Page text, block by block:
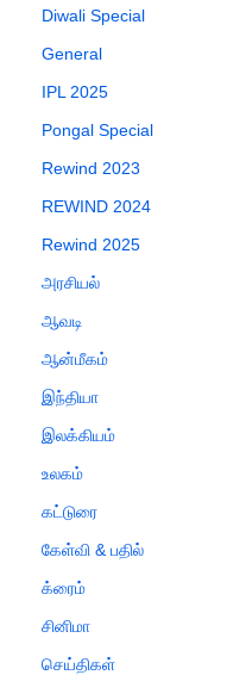
Diwali Special
General
IPL 2025
Pongal Special
Rewind 2023
REWIND 2024
Rewind 2025
அரசியல்
ஆவடி
ஆன்மீகம்
இந்தியா
இலக்கியம்
உலகம்
கட்டுரை
கேள்வி & பதில்
க்ரைம்
சினிமா
செய்திகள்